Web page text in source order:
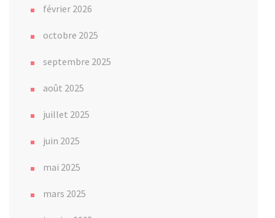
février 2026
octobre 2025
septembre 2025
août 2025
juillet 2025
juin 2025
mai 2025
mars 2025